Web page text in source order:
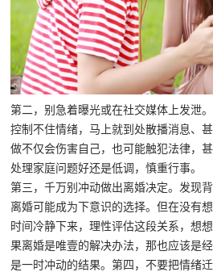
第二，别急着曝光或在社交媒体上发泄
控制不住情绪，马上就到处散播消息、
做不仅会伤害自己，也可能触犯法律，
处理家庭问题好还是低调，慎重行事。
第三，千万别冲动做出离婚决定。发现
离婚可能成为下意识的选择。但在没有
时间冷静下来，理性评估这段关系，想
果离婚是唯壹的解决办法，那也应该是
是一时冲动的结果。第四，不要把情绪